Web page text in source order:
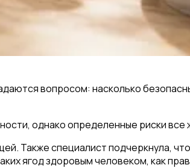
вопросом: насколько
однако определенные риски
специалист подчеркнула,
ягод здоровым человеком, как